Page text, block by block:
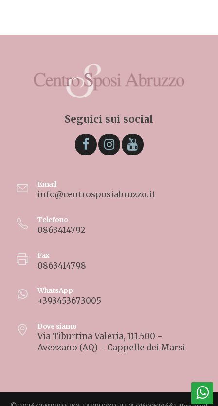
Seguici sui social
Email
info@centrosposiabruzzo.it
Telefono
0863414792
Fax
0863414798
WhatsApp
+393453673005
Dove siamo
Via Tiburtina Valeria, 111.500 -
Avezzano (AQ) - Cappelle dei Marsi